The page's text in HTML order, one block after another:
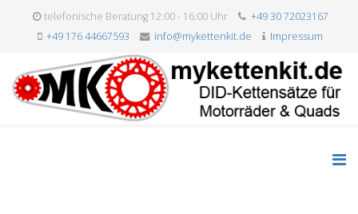
telefonische Beratung 12:00 - 16:00 Uhr
+49 30 72023167
+49 176 44667593
info@mykettenkit.de Impressum